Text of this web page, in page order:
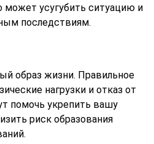
может усугубить ситуацию и
последствиям.
образ жизни. Правильное
нагрузки и отказ от
помочь укрепить вашу
риск образования